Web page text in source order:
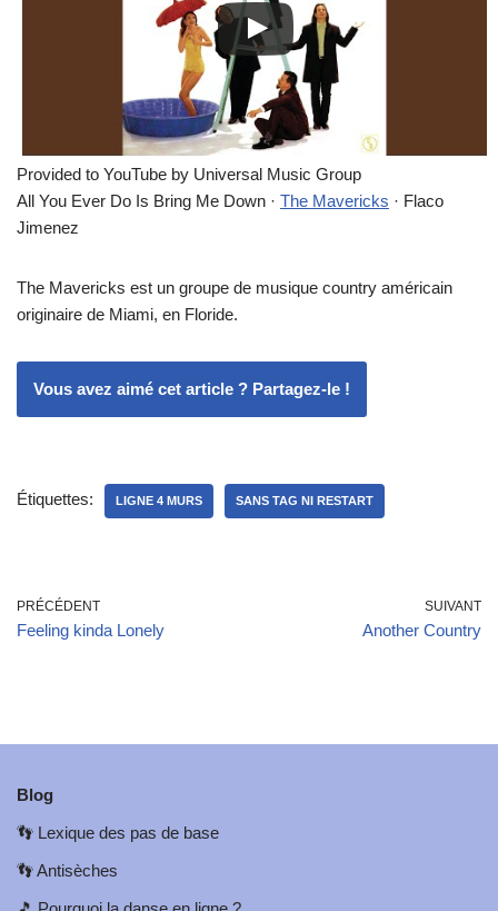
Provided to YouTube by Universal Music Group
All You Ever Do Is Bring Me Down · The Mavericks · Flaco
Jimenez
The Mavericks est un groupe de musique country américain
originaire de Miami, en Floride.
Vous avez aimé cet article ? Partagez-le !
Étiquettes: LIGNE 4 MURS SANS TAG NI RESTART
PRÉCÉDENT
Feeling kinda Lonely
SUIVANT
Another Country
Blog
👣 Lexique des pas de base
👣Antisèches